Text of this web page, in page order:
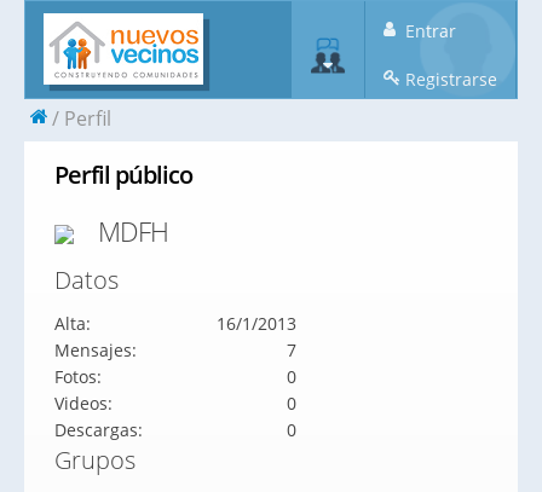
Entrar
Registrarse
Perfil
Perfil público
MDFH
Datos
Alta:
16/1/2013
Mensajes:
7
Fotos:
0
Videos:
0
Descargas:
0
Grupos